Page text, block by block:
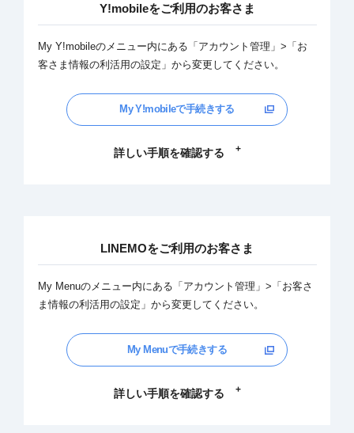
Y!mobileをご利用のお客さま
My Y!mobileのメニュー内にある「アカウント管理」>「お
客さま情報の利活用の設定」から変更してください。
My Y!mobileで手続きする
詳しい手順を確認する
LINEMOをご利用のお客さま
My Menuのメニュー内にある「アカウント管理」>「お客さ
ま情報の利活用の設定」から変更してください。
My Menuで手続きする
詳しい手順を確認する